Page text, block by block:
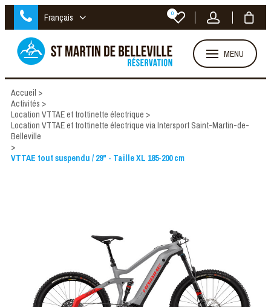
Français 0
MENU
Accueil >
Activités >
Location VTTAE et trottinette électrique >
Location VTTAE et trottinette électrique via Intersport Saint-Martin-de-
Belleville
>
VTTAE tout suspendu / 29" - Taille XL 185-200 cm